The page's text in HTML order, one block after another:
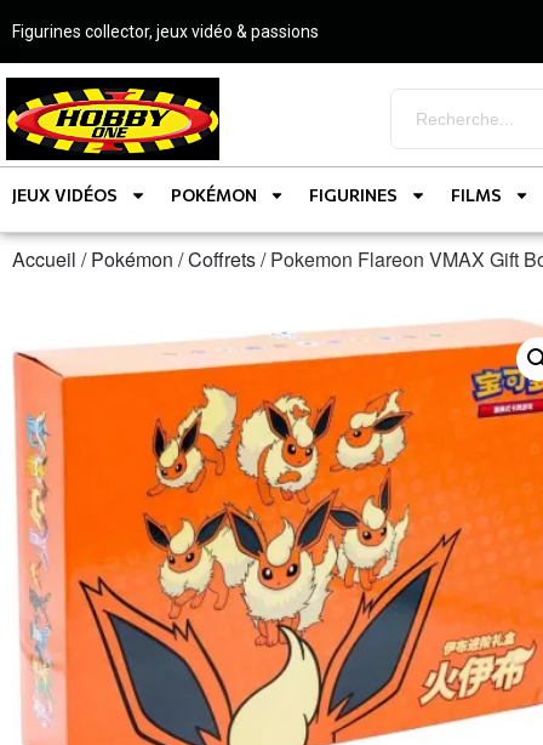
Figurines collector, jeux vidéo & passions
JEUX VIDÉOS POKÉMON FIGURINES FILMS
Accueil /Pokémon /Coffrets/ Pokemon Flareon VMAX Gift